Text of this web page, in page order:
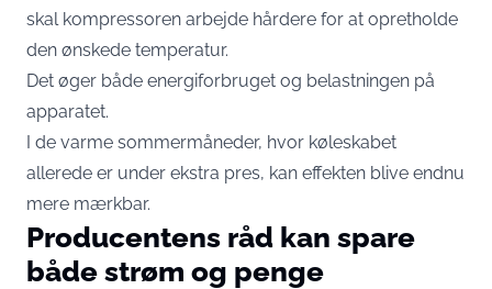
skal kompressoren arbejde hårdere for at opretholde
den ønskede temperatur.
Det øger både energiforbruget og belastningen på
apparatet.
I de varme sommermåneder, hvor køleskabet
allerede er under ekstra pres, kan effekten blive endnu
mere mærkbar.
Producentens råd kan spare
både strøm og penge